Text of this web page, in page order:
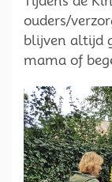
ouders/
blijven altijd
mama of